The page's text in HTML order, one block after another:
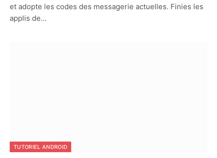
et adopte les codes des messagerie actuelles. Finies les
applis de…
TUTORIEL ANDROID